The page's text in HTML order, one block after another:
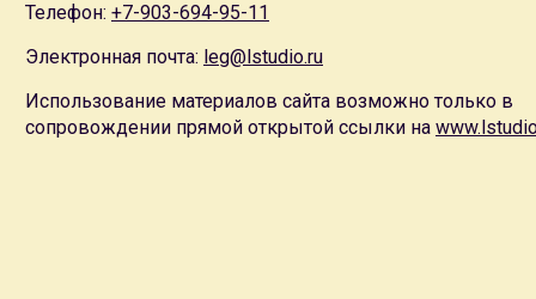
Телефон: +7-903-694-95-11
Электронная почта: leg@lstudio.ru
Использование материалов сайта возможно только в
сопровождении прямой открытой ссылки на